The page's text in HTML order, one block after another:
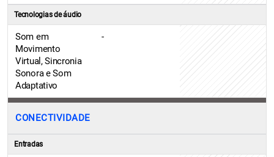
Tecnologias de áudio
Som em
Movimento
Virtual, Sincronia
Sonora e Som
Adaptativo
-
CONECTIVIDADE
Entradas